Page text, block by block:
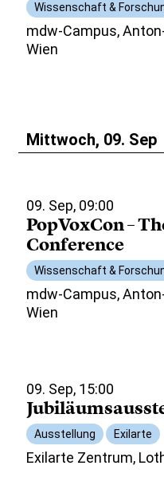
Wissenschaft &
mdw-Campus,
Wien
Mittwoch, 09. Sep
09. Sep, 09:00
PopVoxCon –
Conference
Wissenschaft &
mdw-Campus,
Wien
09. Sep, 15:00
Ausstellung Exilarte
Exilarte Zentrum,